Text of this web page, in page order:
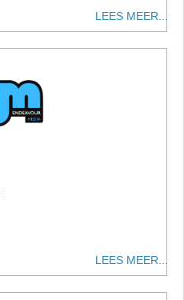
LEES MEER...
LEES MEER...